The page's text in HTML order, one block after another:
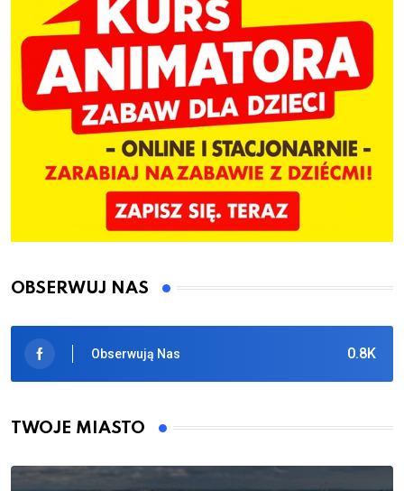
OBSERWUJ NAS
0.8K
Obserwują Nas
TWOJE MIASTO